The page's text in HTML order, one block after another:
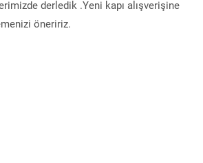
derledik .Yeni kapı alışverişine
öneririz.